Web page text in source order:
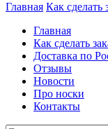
Главная Как сделать
Главная
Как сделать
Доставка по
Отзывы
Новости
Про носки
Контакты